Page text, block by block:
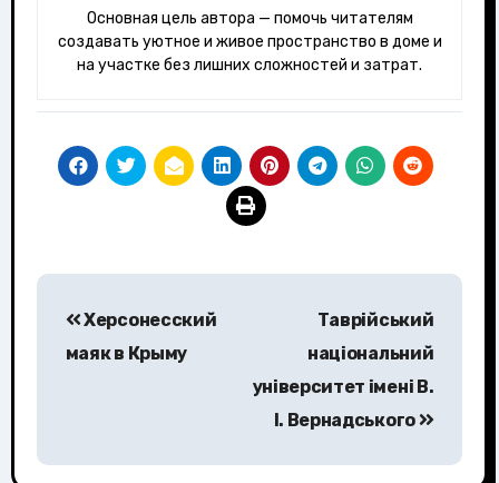
Основная цель автора — помочь читателям
создавать уютное и живое пространство в доме и
на участке без лишних сложностей и затрат.
по
Херсонесский
маяк в Крыму
Таврійський
національний
університет імені В.
І. Вернадського